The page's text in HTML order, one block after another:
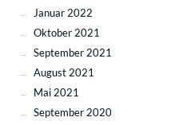
Januar 2022
Oktober 2021
September 2021
August 2021
Mai 2021
September 2020